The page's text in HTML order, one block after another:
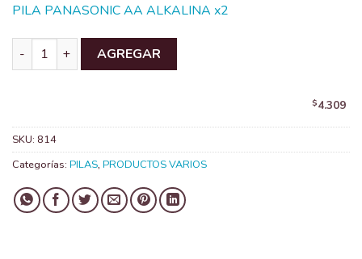
PILA PANASONIC AA ALKALINA x2
PILA PANASONIC AA ALKALINA x2 cantidad
AGREGAR
$4.309
SKU: 814
Categorías: PILAS, PRODUCTOS VARIOS